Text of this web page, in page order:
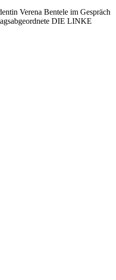
Verena Bentele im Gespräch
DIE LINKE